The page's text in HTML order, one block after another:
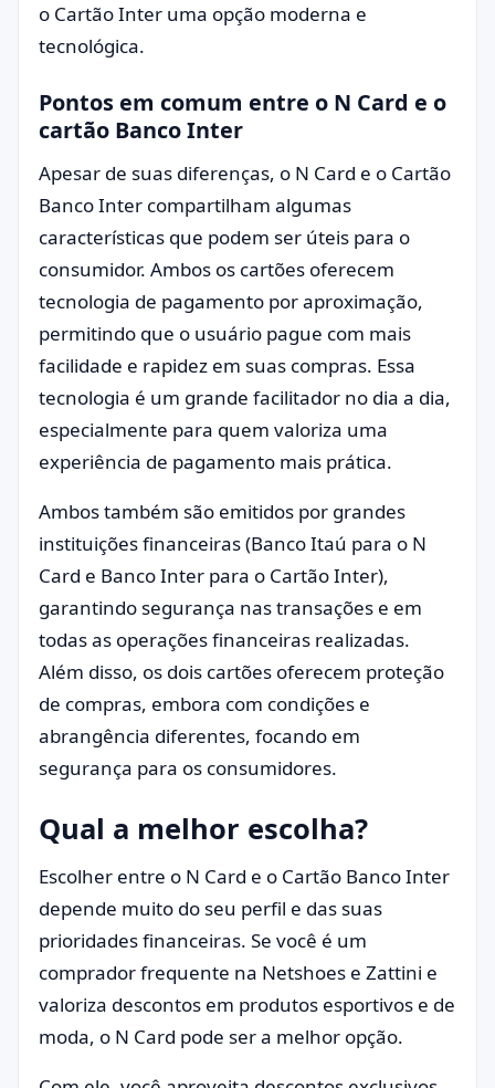
o Cartão Inter uma opção moderna e
tecnológica.
Pontos em comum entre o N Card e o
cartão Banco Inter
Apesar de suas diferenças, o N Card e o Cartão
Banco Inter compartilham algumas
características que podem ser úteis para o
consumidor. Ambos os cartões oferecem
tecnologia de pagamento por aproximação,
permitindo que o usuário pague com mais
facilidade e rapidez em suas compras. Essa
tecnologia é um grande facilitador no dia a dia,
especialmente para quem valoriza uma
experiência de pagamento mais prática.
Ambos também são emitidos por grandes
instituições financeiras (Banco Itaú para o N
Card e Banco Inter para o Cartão Inter),
garantindo segurança nas transações e em
todas as operações financeiras realizadas.
Além disso, os dois cartões oferecem proteção
de compras, embora com condições e
abrangência diferentes, focando em
segurança para os consumidores.
Qual a melhor escolha?
Escolher entre o N Card e o Cartão Banco Inter
depende muito do seu perfil e das suas
prioridades financeiras. Se você é um
comprador frequente na Netshoes e Zattini e
valoriza descontos em produtos esportivos e de
moda, o N Card pode ser a melhor opção.